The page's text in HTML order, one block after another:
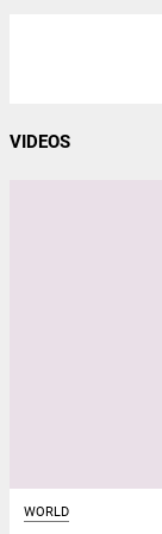
VIDEOS
WORLD